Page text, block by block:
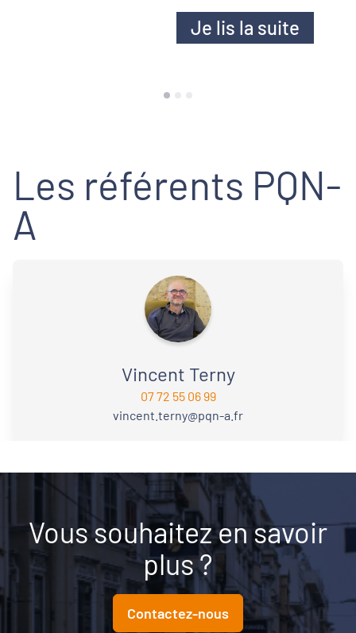
et potentiellement transposable à
d'autres types d’actions.Je lis la suite
Les référents PQN-
A
Vincent Terny
07 72 55 06 99
vincent.terny@pqn-a.fr
Vous souhaitez en savoir
plus ?
Contactez-nous